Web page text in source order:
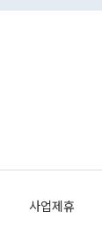
사업제휴